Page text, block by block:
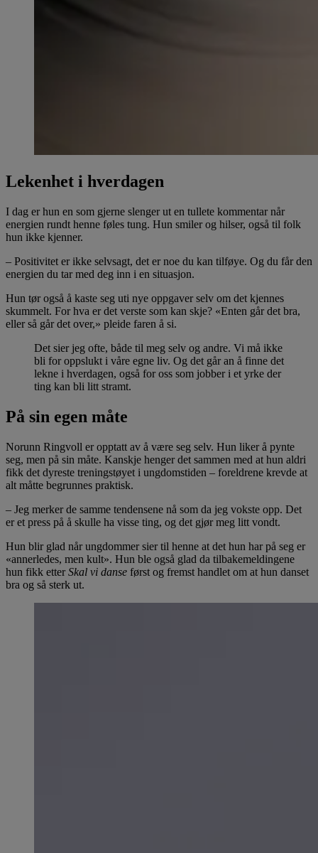
Lekenhet i hverdagen
I dag er hun en som gjerne slenger ut en tullete kommentar når
energien rundt henne føles tung. Hun smiler og hilser, også til folk
hun ikke kjenner.
– Positivitet er ikke selvsagt, det er noe du kan tilføye. Og du får den
energien du tar med deg inn i en situasjon.
Hun tør også å kaste seg uti nye oppgaver selv om det kjennes
skummelt. For hva er det verste som kan skje? «Enten går det bra,
eller så går det over,» pleide faren å si.
Det sier jeg ofte, både til meg selv og andre. Vi må ikke
bli for oppslukt i våre egne liv. Og det går an å finne det
lekne i hverdagen, også for oss som jobber i et yrke der
ting kan bli litt stramt.
På sin egen måte
Norunn Ringvoll er opptatt av å være seg selv. Hun liker å pynte
seg, men på sin måte. Kanskje henger det sammen med at hun aldri
fikk det dyreste treningstøyet i ungdomstiden – foreldrene krevde at
alt måtte begrunnes praktisk.
– Jeg merker de samme tendensene nå som da jeg vokste opp. Det
er et press på å skulle ha visse ting, og det gjør meg litt vondt.
Hun blir glad når ungdommer sier til henne at det hun har på seg er
«annerledes, men kult». Hun ble også glad da tilbakemeldingene
hun fikk etterSkal vi danse først og fremst handlet om at hun danset
bra og så sterk ut.